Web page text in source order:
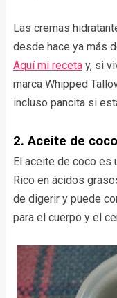
Las cremas
desde hace ya más
Aquí mi recetay, si
marca Whipped
incluso pancita si
2. Aceite de
El aceite de coco es
Rico en ácidos
de digerir y puede
para el cuerpo y el